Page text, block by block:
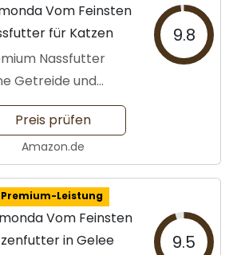
Vom Feinsten
für Katzen
Nassfutter
Getreide und
9.8
Preis prüfen
Amazon.de
Leistung
Vom Feinsten
in Gelee
9.5